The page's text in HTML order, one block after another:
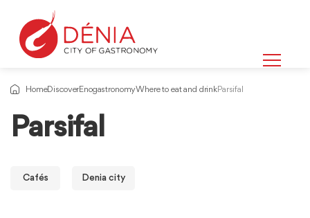
HomeDiscoverEnogastronomyWhere to eat and drinkParsifal
Parsifal
Cafés Denia city